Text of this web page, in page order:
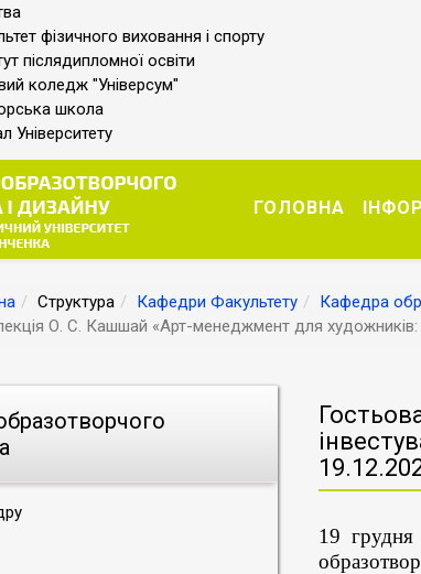
фізичного виховання і спорту
післядипломної освіти
коледж "Універсум"
школа
Університету
ГОЛОВНА
Структура Кафедри Факультету Кафедра
О. С. Кашшай «Арт-менеджмент для художників:
19 грудня